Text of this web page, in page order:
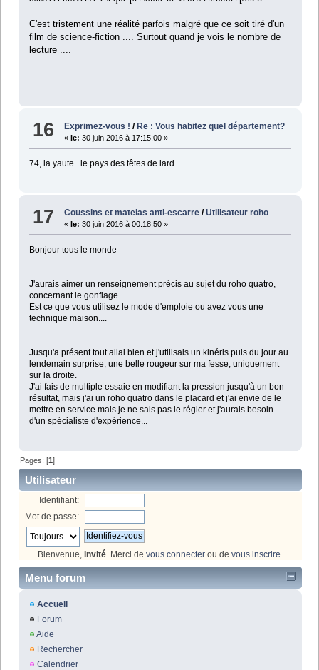
C'est tristement une réalité parfois malgré que ce soit tiré d'un
film de science-fiction .... Surtout quand je vois le nombre de
lecture ....
16 Exprimez-vous ! / Re : Vous habitez quel département?
«le: 30 juin 2016 à 17:15:00 »
74, la yaute...le pays des têtes de lard....
17 Coussins et matelas anti-escarre /Utilisateur roho
« le: 30 juin 2016 à 00:18:50 »
Bonjour tous le monde
J'aurais aimer un renseignement précis au sujet du roho quatro,
concernant le gonflage.
Est ce que vous utilisez le mode d'emploie ou avez vous une
technique maison....
Jusqu'a présent tout allai bien et j'utilisais un kinéris puis du jour au
lendemain surprise, une belle rougeur sur ma fesse, uniquement
sur la droite.
J'ai fais de multiple essaie en modifiant la pression jusqu'à un bon
résultat, mais j'ai un roho quatro dans le placard et j'ai envie de le
mettre en service mais je ne sais pas le régler et j'aurais besoin
d'un spécialiste d'expérience...
Pages: [1]
Utilisateur
Identifiant:
Mot de passe:
Bienvenue, Invité. Merci de vous connecter ou de vous inscrire.
Menu forum
Accueil
Forum
Aide
Rechercher
Calendrier